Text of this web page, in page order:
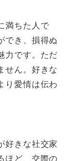
満ちた人で
でき、損得ぬ
力です。ただ
せん。好きな
り愛情は伝わ
好きな社交家
ほど、交際の